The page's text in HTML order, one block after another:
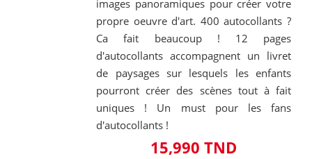
images panoramiques pour créer votre
propre oeuvre d'art. 400 autocollants ?
Ca fait beaucoup ! 12 pages
d'autocollants accompagnent un livret
de paysages sur lesquels les enfants
pourront créer des scènes tout à fait
uniques ! Un must pour les fans
d'autocollants !
15,990 TND